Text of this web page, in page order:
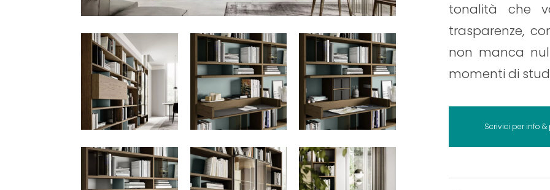
tonalità che
trasparenze,
non manca
momenti di
Scrivici per info &